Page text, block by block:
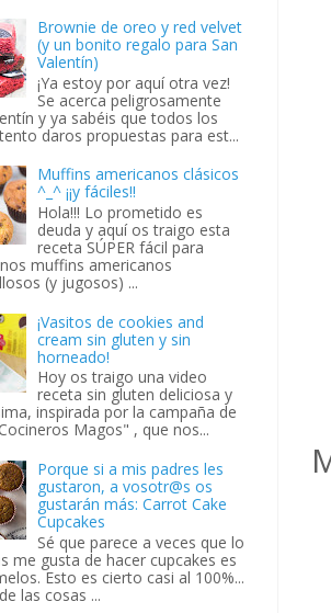
Brownie de oreo y red velvet
(y un bonito regalo para San
Valentín)
¡Ya estoy por aquí otra vez!
Se acerca peligrosamente
y ya sabéis que todos los
daros propuestas para est...
Muffins americanos clásicos
^_^ ¡¡y fáciles!!
Hola!!! Lo prometido es
deuda y aquí os traigo esta
receta SÚPER fácil para
muffins americanos
(y jugosos) ...
¡Vasitos de cookies and
cream sin gluten y sin
horneado!
Hoy os traigo una video
receta sin gluten deliciosa y
inspirada por la campaña de
Magos" , que nos...
Porque si a mis padres les
gustaron, a vosotr@s os
gustarán más: Carrot Cake
Cupcakes
Sé que parece a veces que lo
me gusta de hacer cupcakes es
Esto es cierto casi al 100%...
las cosas ...